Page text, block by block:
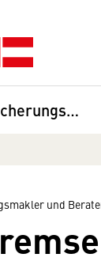
Versicherungsmakler und Berater in Versicherungsangelegenheiten, Fachverband
und